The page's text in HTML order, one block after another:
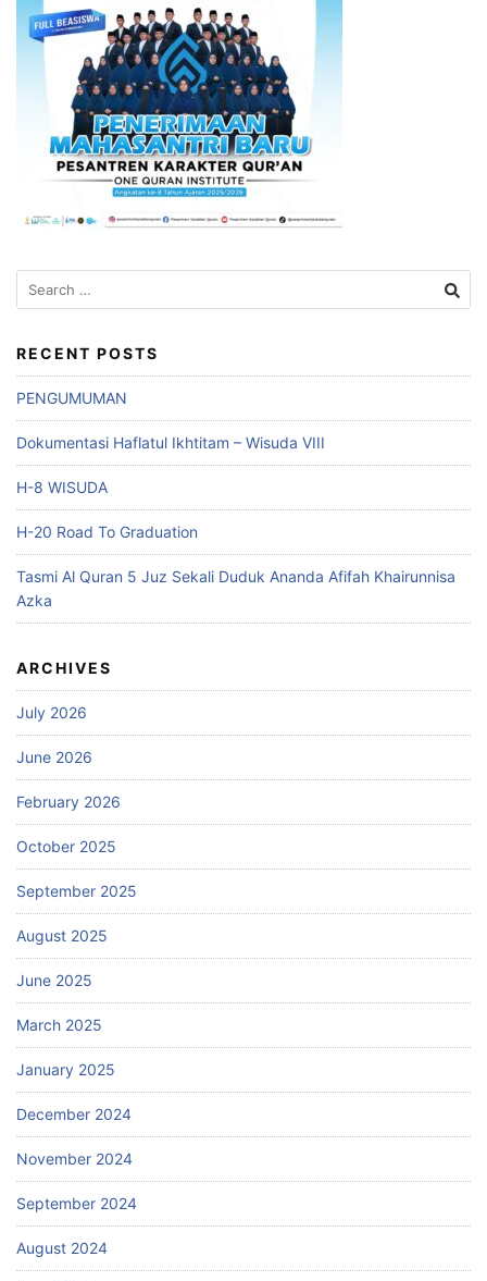
Search
for:
RECENT POSTS
PENGUMUMAN
Dokumentasi Haflatul Ikhtitam – Wisuda VIII
H-8 WISUDA
H-20 Road To Graduation
Tasmi Al Quran 5 Juz Sekali Duduk Ananda Afifah Khairunnisa
Azka
ARCHIVES
July 2026
June 2026
February 2026
October 2025
September 2025
August 2025
June 2025
March 2025
January 2025
December 2024
November 2024
September 2024
August 2024